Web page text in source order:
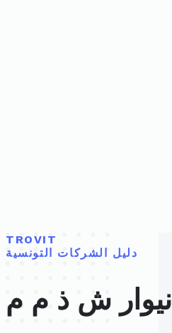
TROVIT
دليل الشركات التونسية
نيوار ش ذ م م